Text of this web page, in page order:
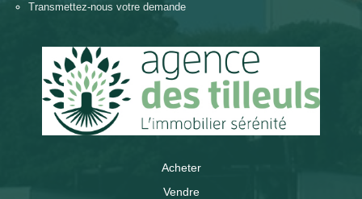
Transmettez-nous votre demande
Acheter
Vendre